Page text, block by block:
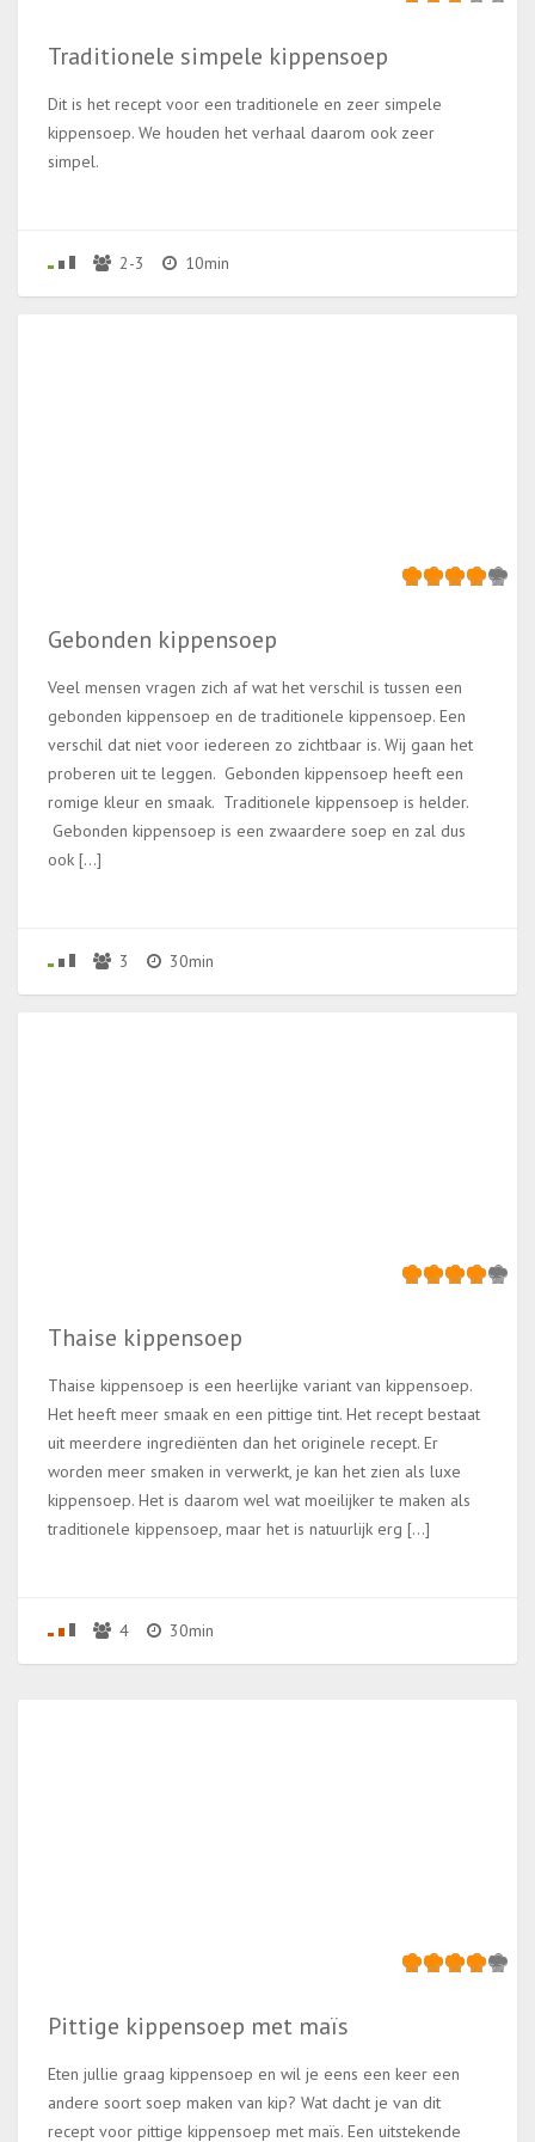
Traditionele simpele kippensoep
Dit is het recept voor een traditionele en zeer simpele
kippensoep. We houden het verhaal daarom ook zeer
simpel.
2-3 10min
Gebonden kippensoep
Veel mensen vragen zich af wat het verschil is tussen een
gebonden kippensoep en de traditionele kippensoep. Een
verschil dat niet voor iedereen zo zichtbaar is. Wij gaan het
proberen uit te leggen. Gebonden kippensoep heeft een
romige kleur en smaak. Traditionele kippensoep is helder.
Gebonden kippensoep is een zwaardere soep en zal dus
ook […]
3 30min
Thaise kippensoep
Thaise kippensoep is een heerlijke variant van kippensoep.
Het heeft meer smaak en een pittige tint. Het recept bestaat
uit meerdere ingrediënten dan het originele recept. Er
worden meer smaken in verwerkt, je kan het zien als luxe
kippensoep. Het is daarom wel wat moeilijker te maken als
traditionele kippensoep, maar het is natuurlijk erg […]
4 30min
Pittige kippensoep met maïs
Eten jullie graag kippensoep en wil je eens een keer een
andere soort soep maken van kip? Wat dacht je van dit
recept voor pittige kippensoep met maïs. Een uitstekende